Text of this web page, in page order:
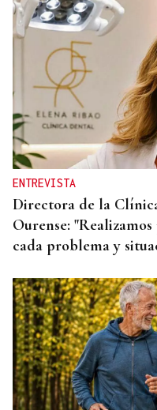
ENTREVISTA
Directora de la
Ourense:
cada problema y